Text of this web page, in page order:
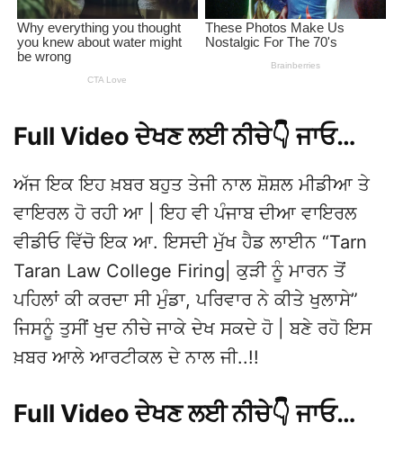
Full Video ਦੇਖਣ ਲਈ ਨੀਚੇ👇 ਜਾਓ…
ਅੱਜ ਇਕ ਇਹ ਖ਼ਬਰ ਬਹੁਤ ਤੇਜੀ ਨਾਲ ਸ਼ੋਸ਼ਲ ਮੀਡੀਆ ਤੇ
ਵਾਇਰਲ ਹੋ ਰਹੀ ਆ | ਇਹ ਵੀ ਪੰਜਾਬ ਦੀਆ ਵਾਇਰਲ
ਵੀਡੀਓ ਵਿੱਚੋ ਇਕ ਆ. ਇਸਦੀ ਮੁੱਖ ਹੈਡ ਲਾਈਨ “Tarn
Taran Law College Firing| ਕੁੜੀ ਨੂੰ ਮਾਰਨ ਤੋਂ
ਪਹਿਲਾਂ ਕੀ ਕਰਦਾ ਸੀ ਮੁੰਡਾ, ਪਰਿਵਾਰ ਨੇ ਕੀਤੇ ਖੁਲਾਸੇ”
ਜਿਸਨੂੰ ਤੁਸੀਂ ਖੁਦ ਨੀਚੇ ਜਾਕੇ ਦੇਖ ਸਕਦੇ ਹੋ | ਬਣੇ ਰਹੋ ਇਸ
ਖ਼ਬਰ ਆਲੇ ਆਰਟੀਕਲ ਦੇ ਨਾਲ ਜੀ..!!
Full Video ਦੇਖਣ ਲਈ ਨੀਚੇ👇 ਜਾਓ…